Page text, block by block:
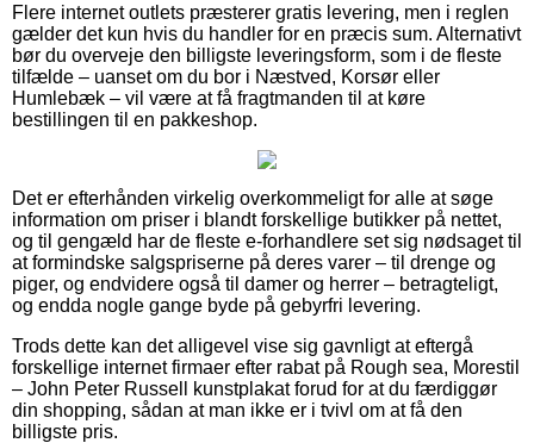
Flere internet outlets præsterer gratis levering, men i reglen
gælder det kun hvis du handler for en præcis sum. Alternativt
bør du overveje den billigste leveringsform, som i de fleste
tilfælde – uanset om du bor i Næstved, Korsør eller
Humlebæk – vil være at få fragtmanden til at køre
bestillingen til en pakkeshop.
Det er efterhånden virkelig overkommeligt for alle at søge
information om priser i blandt forskellige butikker på nettet,
og til gengæld har de fleste e-forhandlere set sig nødsaget til
at formindske salgspriserne på deres varer – til drenge og
piger, og endvidere også til damer og herrer – betragteligt,
og endda nogle gange byde på gebyrfri levering.
Trods dette kan det alligevel vise sig gavnligt at eftergå
forskellige internet firmaer efter rabat på Rough sea, Morestil
– John Peter Russell kunstplakat forud for at du færdiggør
din shopping, sådan at man ikke er i tvivl om at få den
billigste pris.